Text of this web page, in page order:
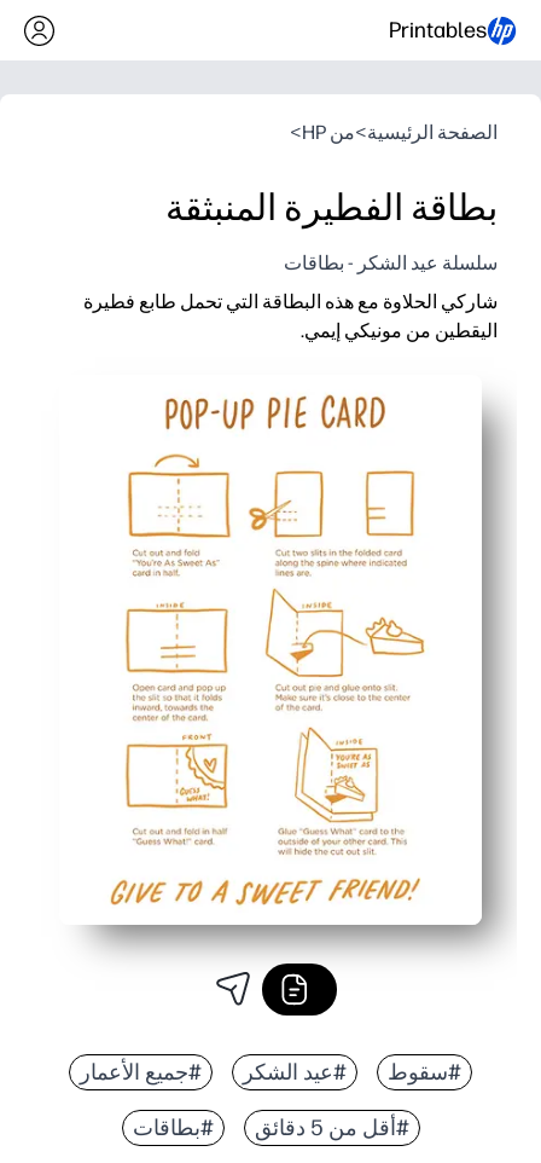
Printables
الصفحة الرئيسية>من HP >
بطاقة الفطيرة المنبثقة
سلسلة عيد الشكر - بطاقات
شاركي الحلاوة مع هذه البطاقة التي تحمل طابع فطيرة
اليقطين من مونيكي إيمي.
تفاجئ الفطيرة المنبثقة التفاعلية المستلمين وتحافظ على تفاعل
تصميم من صفحة واحدة سهل المشاركة - يمكنك إرساله إلى
تشجع على ممارسة الكتابة والامتنان - تحصل على مساحة كبيرة
#سقوط #عيد الشكر #جميع الأعمار
#أقل من 5 دقائق #بطاقات